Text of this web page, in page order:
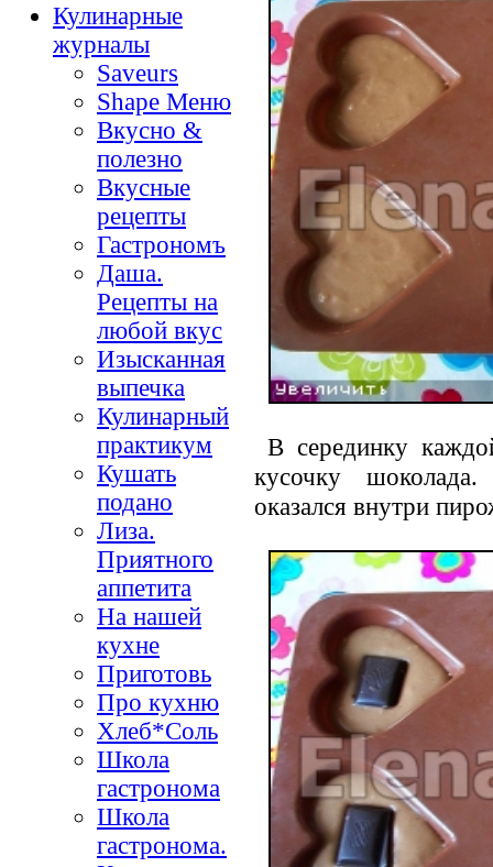
Кулинарные
журналы
Saveurs
Shape Меню
Вкусно &
полезно
Вкусные
рецепты
Гастрономъ
Даша.
Рецепты на
любой вкус
Изысканная
выпечка
Кулинарный
практикум
Кушать
подано
Лиза.
Приятного
аппетита
На нашей
кухне
Приготовь
Про кухню
Хлеб*Соль
Школа
гастронома
Школа
гастронома.
В серединку
кусочку
оказался внутри